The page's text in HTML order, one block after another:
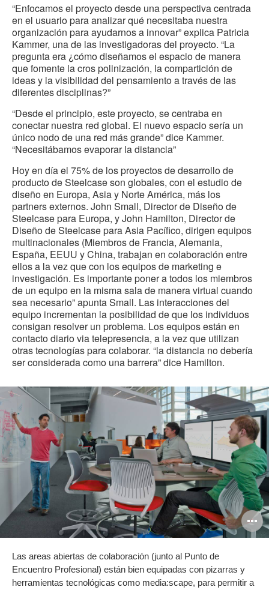
“Enfocamos el proyecto desde una perspectiva centrada
en el usuario para analizar qué necesitaba nuestra
organización para ayudarnos a innovar” explica Patricia
Kammer, una de las investigadoras del proyecto. “La
pregunta era ¿cómo diseñamos el espacio de manera
que fomente la cros polinización, la compartición de
ideas y la visibilidad del pensamiento a través de las
diferentes disciplinas?”
“Desde el principio, este proyecto, se centraba en
conectar nuestra red global. El nuevo espacio sería un
único nodo de una red más grande” dice Kammer.
“Necesitábamos evaporar la distancia”
Hoy en día el 75% de los proyectos de desarrollo de
producto de Steelcase son globales, con el estudio de
diseño en Europa, Asia y Norte América, más los
partners externos. John Small, Director de Diseño de
Steelcase para Europa, y John Hamilton, Director de
Diseño de Steelcase para Asia Pacífico, dirigen equipos
multinacionales (Miembros de Francia, Alemania,
España, EEUU y China, trabajan en colaboración entre
ellos a la vez que con los equipos de marketing e
investigación. Es importante poner a todos los miembros
de un equipo en la misma sala de manera virtual cuando
sea necesario” apunta Small. Las interacciones del
equipo incrementan la posibilidad de que los individuos
consigan resolver un problema. Los equipos están en
contacto diario via telepresencia, a la vez que utilizan
otras tecnologías para colaborar. “la distancia no debería
ser considerada como una barrera” dice Hamilton.
Las areas abiertas de colaboración (junto al Punto de
Encuentro Profesional) están bien equipadas con pizarras y
herramientas tecnológicas como media:scape, para permitir a